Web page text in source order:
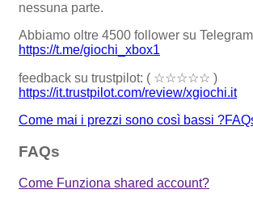
nessuna parte.
Abbiamo oltre 4500 follower su Telegram
https://t.me/giochi_xbox1
feedback su trustpilot: ( ☆☆☆☆☆ )
https://it.trustpilot.com/review/xgiochi.it
Come mai i prezzi sono così bassi ?​
FAQs
Come Funziona shared account?